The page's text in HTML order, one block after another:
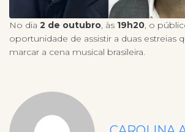
No dia 2 de outubro, às 19h20, o
oportunidade de assistir a duas estreias
marcar a cena musical brasileira.